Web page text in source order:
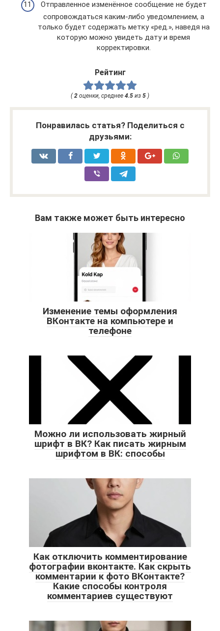
Отправленное изменённое сообщение не будет
сопровождаться каким-либо уведомлением, а
только будет содержать метку «ред.», наведя на
которую можно увидеть дату и время
корректировки.
Рейтинг
(2 оценки, среднее 4.5 из 5 )
Понравилась статья? Поделиться с
друзьями:
Вам также может быть интересно
Изменение темы оформления
ВКонтакте на компьютере и
телефоне
Можно ли использовать жирный
шрифт в ВК? Как писать жирным
шрифтом в ВК: способы
Как отключить комментирование
фотографии вконтакте. Как скрыть
комментарии к фото ВКонтакте?
Какие способы контроля
комментариев существуют